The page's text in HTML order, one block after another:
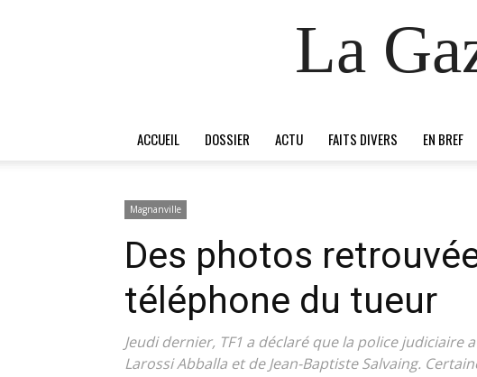
La
ACCUEIL DOSSIER ACTU FAITS DIVERS EN BREF
Magnanville
Des photos
téléphone du tueur
Jeudi dernier, TF1 a déclaré que la police judiciaire
Larossi Abballa et de Jean-Baptiste Salvaing.